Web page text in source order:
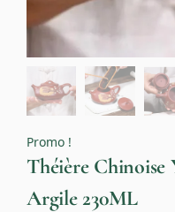
Promo !
Théière Chinoise
Argile 230ML